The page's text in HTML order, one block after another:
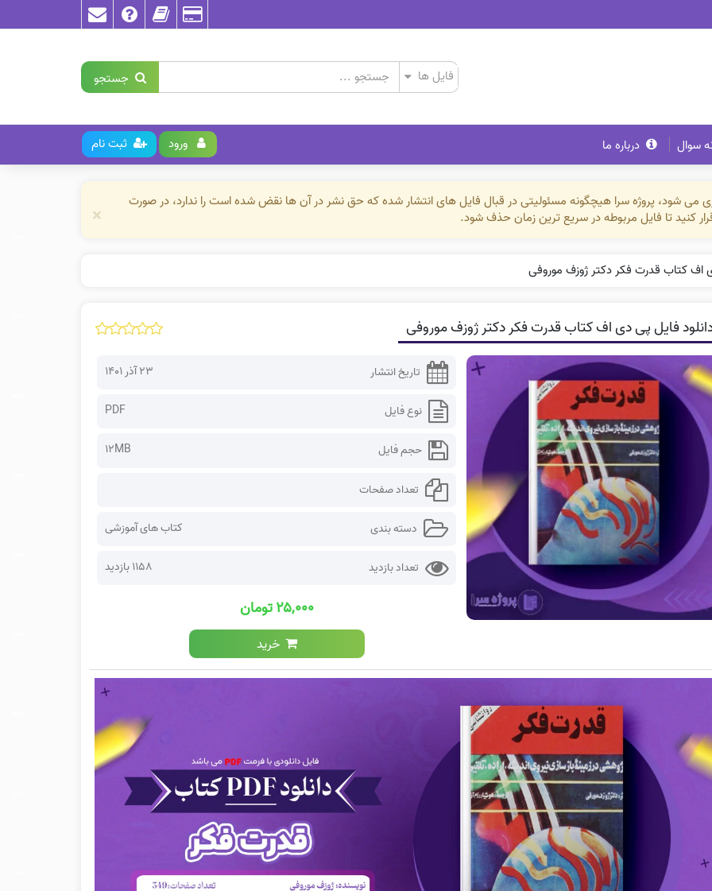
جستجو
سوال درباره ما ورود ثبت نام
می شود، پروژه سرا هیچگونه مسئولیتی در قبال فایل های انتشار شده که حق نشر در آن ها نقض شده است را ندارد، در صورت
کنید تا فایل مربوطه در سریع ترین زمان حذف شود.
×
اف کتاب قدرت فکر دکتر ژوزف موروفی
فایل پی دی اف کتاب قدرت فکر دکتر ژوزف موروفی
تاریخ انتشار ۲۳ آذر ۱۴۰۱
نوع فایل PDF
حجم فایل 12MB
تعداد صفحات
دسته بندی کتاب های آموزشی
تعداد بازدید 1158 بازدید
۲۵,۰۰۰ تومان
خرید